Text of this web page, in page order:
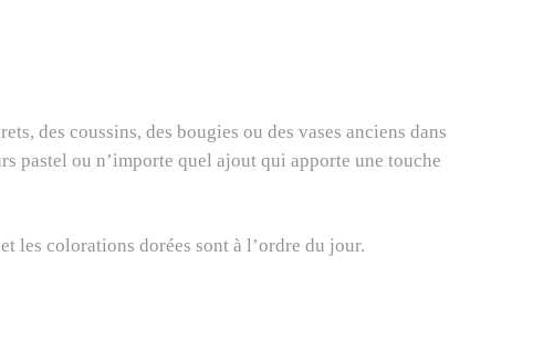
des coussins, des bougies ou des vases anciens dans
pastel ou n’importe quel ajout qui apporte une touche
et les colorations dorées sont à l’ordre du jour.